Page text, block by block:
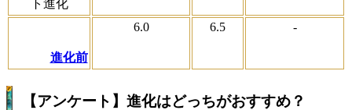
ト進化
進化前
6.0 6.5 -
【アンケート】進化はどっちがおすすめ？